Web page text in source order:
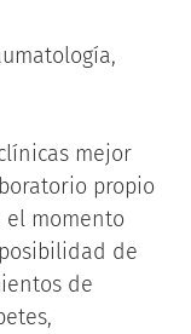
mejor
propio
el momento
de
de